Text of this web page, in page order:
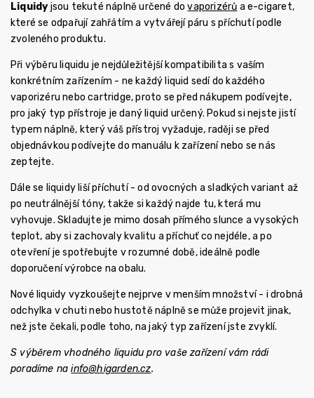
Liquidy jsou tekuté náplně určené dovaporizérů a e-cigaret,
které se odpařují zahřátím a vytvářejí páru s příchutí podle
zvoleného produktu.
Při výběru liquidu je nejdůležitější kompatibilita s vaším
konkrétním zařízením - ne každý liquid sedí do každého
vaporizéru nebo cartridge, proto se před nákupem podívejte,
pro jaký typ přístroje je daný liquid určený. Pokud si nejste jistí
typem náplně, který váš přístroj vyžaduje, raději se před
objednávkou podívejte do manuálu k zařízení nebo se nás
zeptejte.
Dále se liquidy liší příchutí - od ovocných a sladkých variant až
po neutrálnější tóny, takže si každý najde tu, která mu
vyhovuje. Skladujte je mimo dosah přímého slunce a vysokých
teplot, aby si zachovaly kvalitu a příchuť co nejdéle, a po
otevření je spotřebujte v rozumné době, ideálně podle
doporučení výrobce na obalu.
Nové liquidy vyzkoušejte nejprve v menším množství - i drobná
odchylka v chuti nebo hustotě náplně se může projevit jinak,
než jste čekali, podle toho, na jaký typ zařízení jste zvyklí.
S výběrem vhodného liquidu pro vaše zařízení vám rádi
poradíme nainfo@higarden.cz.